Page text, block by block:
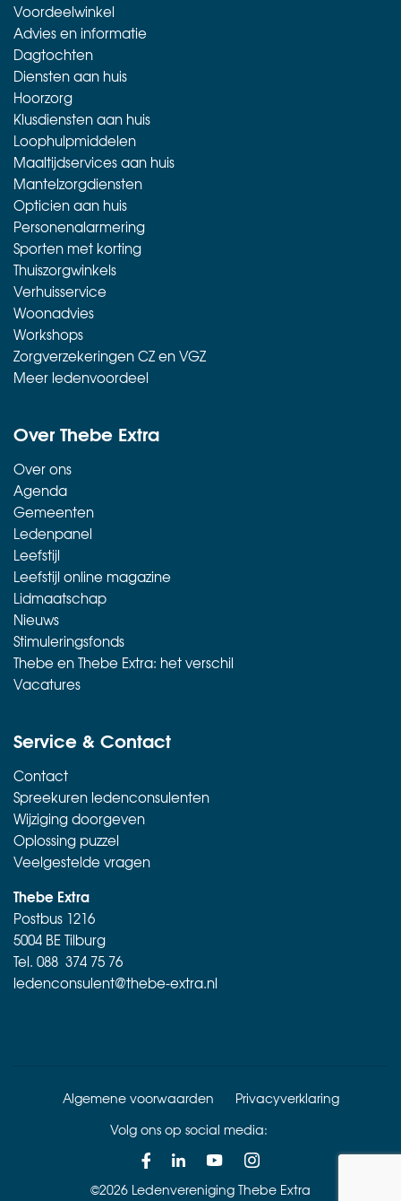
Voordeelwinkel
Advies en informatie
Dagtochten
Diensten aan huis
Hoorzorg
Klusdiensten aan huis
Loophulpmiddelen
Maaltijdservices aan huis
Mantelzorgdiensten
Opticien aan huis
Personenalarmering
Sporten met korting
Thuiszorgwinkels
Verhuisservice
Woonadvies
Workshops
Zorgverzekeringen CZ en VGZ
Meer ledenvoordeel
Over Thebe Extra
Over ons
Agenda
Gemeenten
Ledenpanel
Leefstijl
Leefstijl online magazine
Lidmaatschap
Nieuws
Stimuleringsfonds
Thebe en Thebe Extra: het verschil
Vacatures
Service & Contact
Contact
Spreekuren ledenconsulenten
Wijziging doorgeven
Oplossing puzzel
Veelgestelde vragen
Thebe Extra
Postbus 1216
5004 BE Tilburg
Tel. 088 374 75 76
ledenconsulent@thebe-extra.nl
©2026 Ledenvereniging Thebe Extra
Algemene voorwaarden
Privacyverklaring
Volg ons op social media: